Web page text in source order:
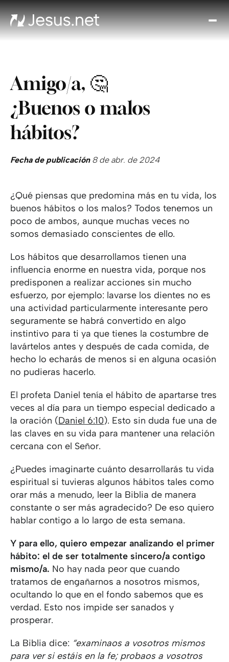
Amigo/a, 🤔
¿Buenos o malos
hábitos?
Fecha de publicación8 de abr. de 2024
¿Qué piensas que predomina más en tu vida, los
buenos hábitos o los malos? Todos tenemos un
poco de ambos, aunque muchas veces no
somos demasiado conscientes de ello.
Los hábitos que desarrollamos tienen una
influencia enorme en nuestra vida, porque nos
predisponen a realizar acciones sin mucho
esfuerzo, por ejemplo: lavarse los dientes no es
una actividad particularmente interesante pero
seguramente se habrá convertido en algo
instintivo para ti ya que tienes la costumbre de
lavártelos antes y después de cada comida, de
hecho lo echarás de menos si en alguna ocasión
no pudieras hacerlo.
El profeta Daniel tenía el hábito de apartarse tres
veces al día para un tiempo especial dedicado a
la oración (Daniel 6:10). Esto sin duda fue una de
las claves en su vida para mantener una relación
cercana con el Señor.
¿Puedes imaginarte cuánto desarrollarás tu vida
espiritual si tuvieras algunos hábitos tales como
orar más a menudo, leer la Biblia de manera
constante o ser más agradecido? De eso quiero
hablar contigo a lo largo de esta semana.
Y para ello, quiero empezar analizando el primer
hábito: el de ser totalmente sincero/a contigo
mismo/a. No hay nada peor que cuando
tratamos de engañarnos a nosotros mismos,
ocultando lo que en el fondo sabemos que es
verdad. Esto nos impide ser sanados y
prosperar.
La Biblia dice: “examinaos a vosotros mismos
para ver si estáis en la fe; probaos a vosotros